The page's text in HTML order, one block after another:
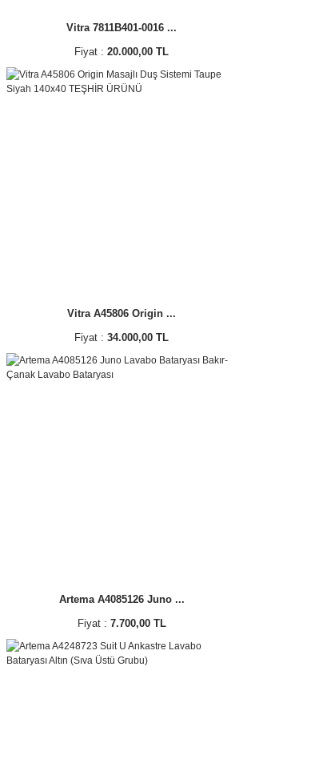
Vitra 7811B401-0016 ...
Fiyat : 20.000,00 TL
Vitra A45806 Origin ...
Fiyat : 34.000,00 TL
Artema A4085126 Juno ...
Fiyat : 7.700,00 TL